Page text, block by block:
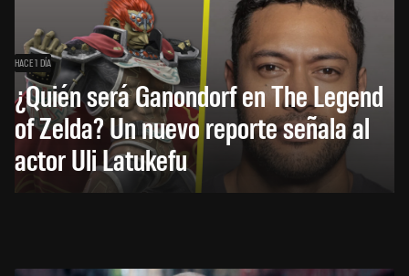
HACE 1 DÍA
¿Quién será Ganondorf en The Legend
of Zelda? Un nuevo reporte señala al
actor Uli Latukefu